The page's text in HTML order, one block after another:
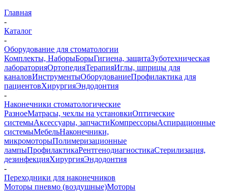
Главная
-
Каталог
-
Оборудование для стоматологии
Комплекты, НаборыБорыГигиена, защитаЗуботехническая
лабораторияОртопедияТерапияИглы, шприцы для
каналовИнструментыОборудованиеПрофилактика для
пациентовХирургияЭндодонтия
-
Наконечники стоматологические
РазноеМатрасы, чехлы на установкиОптические
системыАксессуары, запчастиКомпрессорыАспирационные
системыМебельНаконечники,
микромоторыПолимеризационные
лампыПрофилактикаРентгенодиагностикаСтерилизация,
дезинфекцияХирургияЭндодонтия
-
Переходники для наконечников
Моторы пневмо (воздушные)Моторы